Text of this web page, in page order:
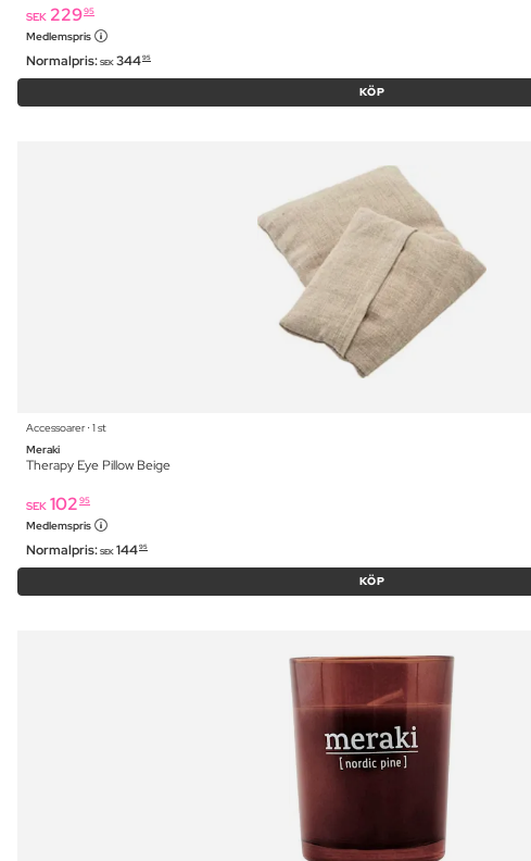
SEK 22995
Medlemspris
Normalpris: SEK 34495
KÖP
Accessoarer ⋅ 1 st
Meraki
Therapy Eye Pillow Beige
SEK 102 95
Medlemspris
Normalpris: SEK 14495
KÖP